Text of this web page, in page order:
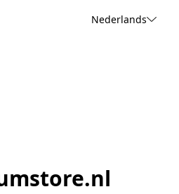
Nederlands